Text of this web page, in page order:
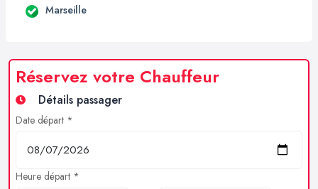
Marseille
Réservez votre Chauffeur
Détails passager
Date départ *
Heure départ *